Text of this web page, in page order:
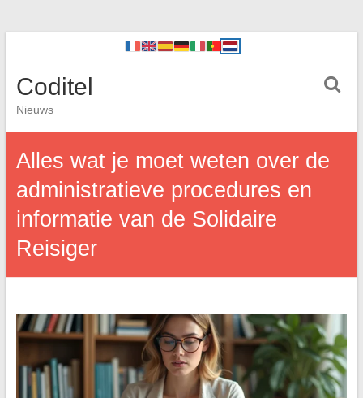
Coditel
Nieuws
Alles wat je moet weten over de
administratieve procedures en
informatie van de Solidaire
Reisiger